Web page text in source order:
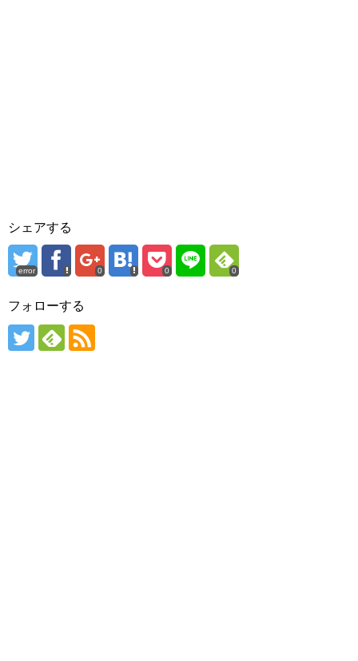
シェアする
error 0 0 0
フォローする